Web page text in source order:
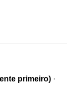
primeiro) ·